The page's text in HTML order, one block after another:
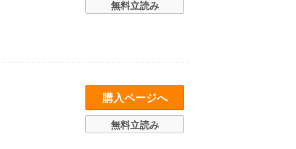
無料立読み
購入ページへ
無料立読み